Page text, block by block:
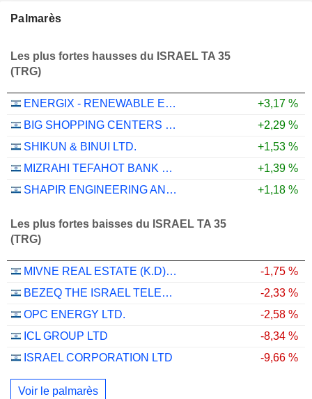
Palmarès
Les plus fortes hausses du ISRAEL TA 35
(TRG)
ENERGIX - RENEWABLE ENERGIES LTD.
+3,17 %
BIG SHOPPING CENTERS LTD
+2,29 %
SHIKUN & BINUI LTD.
+1,53 %
MIZRAHI TEFAHOT BANK LTD.
+1,39 %
SHAPIR ENGINEERING AND INDUSTRY LTD
+1,18 %
Les plus fortes baisses du ISRAEL TA 35
(TRG)
MIVNE REAL ESTATE (K.D) LTD
-1,75 %
BEZEQ THE ISRAEL TELECOMMUNICATION CORP. LTD
-2,33 %
OPC ENERGY LTD.
-2,58 %
ICL GROUP LTD
-8,34 %
ISRAEL CORPORATION LTD
-9,66 %
Voir le palmarès